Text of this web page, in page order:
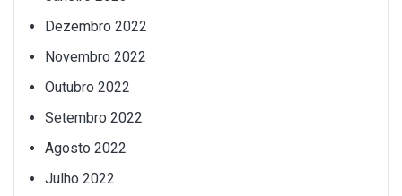
Dezembro 2022
Novembro 2022
Outubro 2022
Setembro 2022
Agosto 2022
Julho 2022